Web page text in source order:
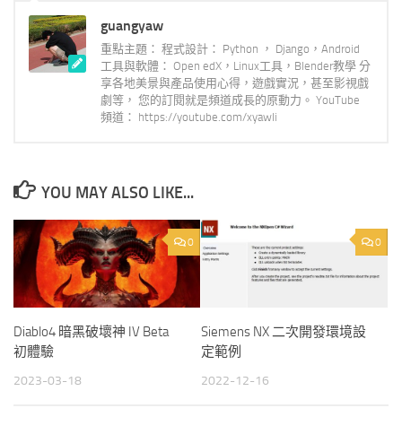
guangyaw
重點主題： 程式設計： Python ， Django，Android
工具與軟體： Open edX，Linux工具，Blender教學 分
享各地美景與產品使用心得，遊戲實況，甚至影視戲
劇等， 您的訂閱就是頻道成長的原動力。 YouTube
頻道： https://youtube.com/xyawli
YOU MAY ALSO LIKE...
0
Diablo4 暗黑破壞神 IV Beta
初體驗
2023-03-18
0
Siemens NX 二次開發環境設
定範例
2022-12-16